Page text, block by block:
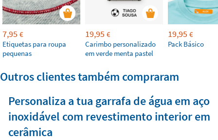
7,95 €
Etiquetas para roupa
pequenas
19,95 €
Carimbo personalizado
em verde menta pastel
19,95 €
Pack Básico
Outros clientes também compraram
Personaliza a tua garrafa de água em aço
inoxidável com revestimento interior em
cerâmica